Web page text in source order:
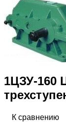
1ЦЗУ-160
К сравнению